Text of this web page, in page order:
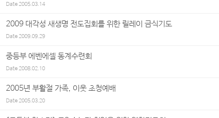
Date2005.03.14
2009 대각성 새생명 전도집회를 위한 릴레이 금식기도
Date2009.09.29
중등부 에벤에셀 동계수련회
Date2008.02.10
2005년 부활절 가족, 이웃 초청예배
Date2005.03.20